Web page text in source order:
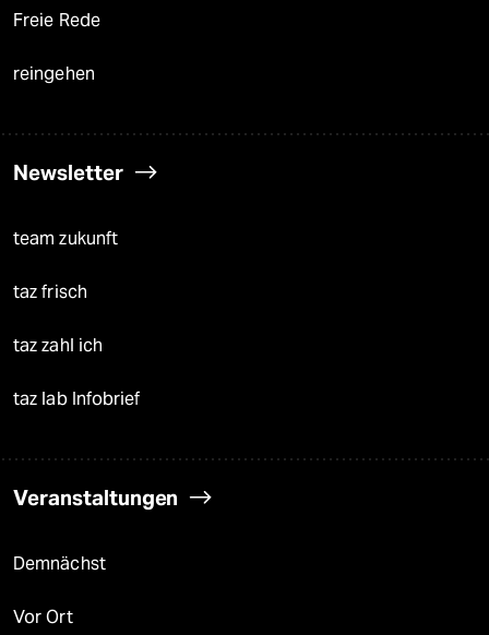
Freie Rede
reingehen
Newsletter
team zukunft
taz frisch
taz zahl ich
taz lab Infobrief
Veranstaltungen
Demnächst
Vor Ort